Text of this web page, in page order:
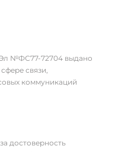
№ФС77-72704 выдано
связи,
коммуникаций
достоверность